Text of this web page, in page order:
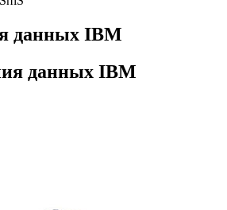
данных IBM
данных IBM